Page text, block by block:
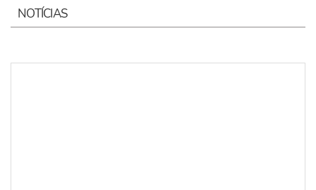
NOTÍCIAS